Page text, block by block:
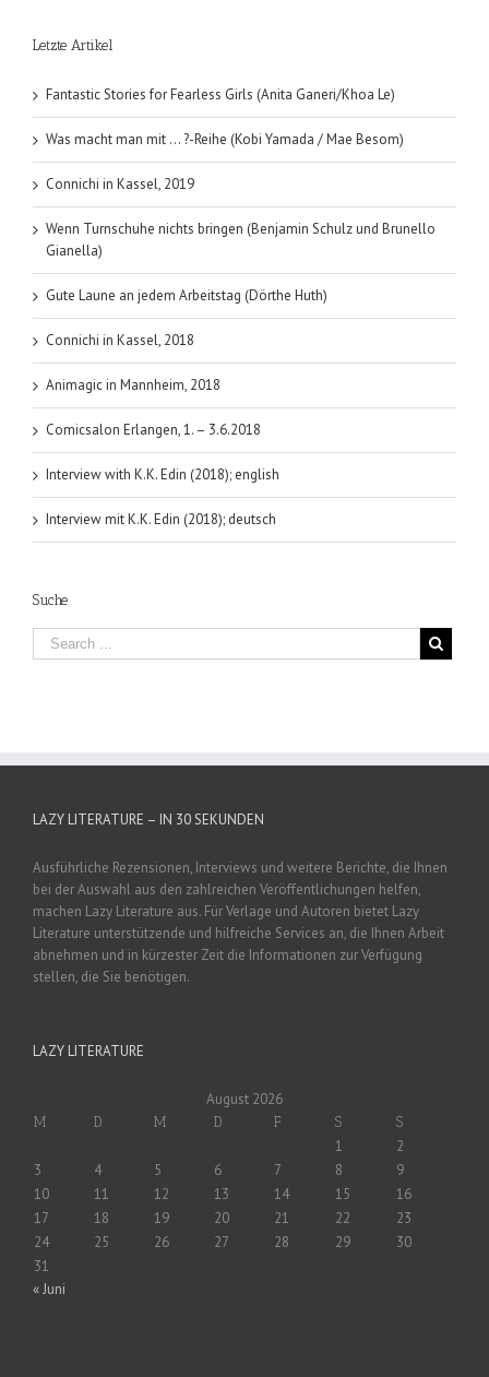
Letzte Artikel
Fantastic Stories for Fearless Girls (Anita Ganeri/Khoa Le)
Was macht man mit … ?-Reihe (Kobi Yamada / Mae Besom)
Connichi in Kassel, 2019
Wenn Turnschuhe nichts bringen (Benjamin Schulz und Brunello
Gianella)
Gute Laune an jedem Arbeitstag (Dörthe Huth)
Connichi in Kassel, 2018
Animagic in Mannheim, 2018
Comicsalon Erlangen, 1. – 3.6.2018
Interview with K.K. Edin (2018); english
Interview mit K.K. Edin (2018); deutsch
Suche
LAZY LITERATURE – IN 30 SEKUNDEN
Ausführliche Rezensionen, Interviews und weitere Berichte, die Ihnen
bei der Auswahl aus den zahlreichen Veröffentlichungen helfen,
machen Lazy Literature aus. Für Verlage und Autoren bietet Lazy
Literature unterstützende und hilfreiche Services an, die Ihnen Arbeit
abnehmen und in kürzester Zeit die Informationen zur Verfügung
stellen, die Sie benötigen.
LAZY LITERATURE
August 2026
M D M D F S S
1
2
3
4 5 6 7 8
9
10
11 12 13 14 15
16
17
18 19 20 21 22
23
24
25 26 27 28 29
30
31
« Juni